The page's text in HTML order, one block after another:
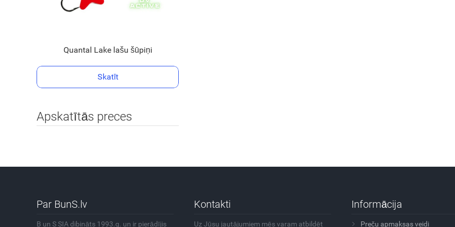
Quantal Lake lašu šūpiņi
Skatīt
Apskatītās preces
Par BunS.lv
B un S SIA dibināts 1993.g. un ir pierādījis
Kontakti
Uz Jūsu jautājumiem mēs varam atbildēt
Informācija
Preču apmaksas veidi